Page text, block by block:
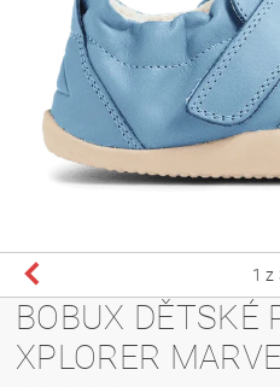
1 z
BOBUX DĚTSKÉ
XPLORER